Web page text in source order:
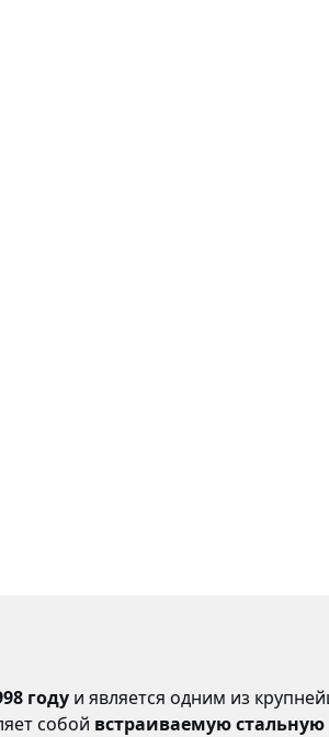
году и является одним из
собой встраиваемую